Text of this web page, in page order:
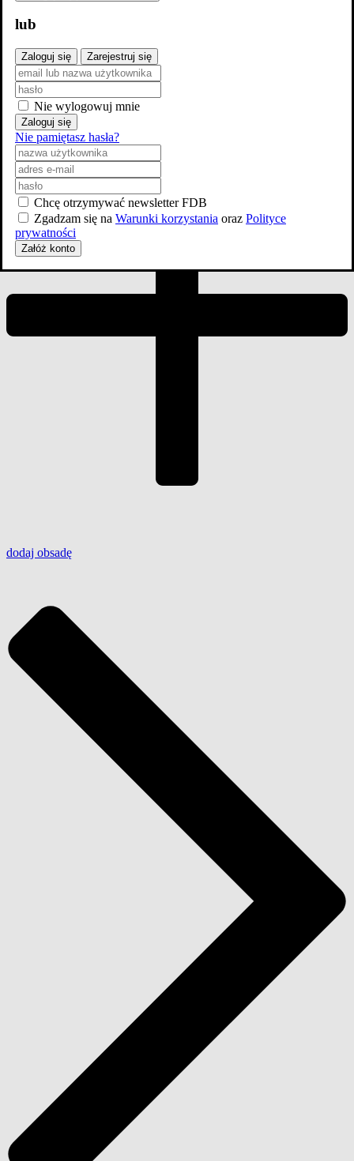
Obsada
dodaj obsadę
lub
Zaloguj się Zarejestruj się
Nie wylogowuj mnie
Zaloguj się
Nie pamiętasz hasła?
Chcę otrzymywać newsletter FDB
Zgadzam się na Warunki korzystania oraz Polityce
prywatności
Załóż konto